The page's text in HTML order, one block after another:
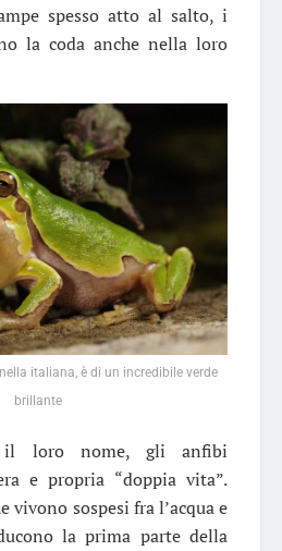
spesso atto al salto, i
la coda anche nella loro
italiana, è di un incredibile verde
brillante
il loro nome, gli anfibi
e propria “doppia vita”.
vivono sospesi fra l’acqua e
la prima parte della